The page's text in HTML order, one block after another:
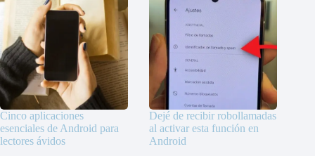
Cinco aplicaciones
esenciales de Android para
lectores ávidos
Dejé de recibir robollamadas
al activar esta función en
Android